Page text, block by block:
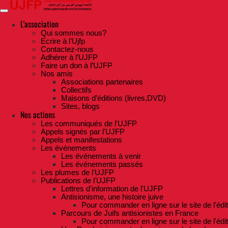
Skip
to
contentL'association
Qui sommes nous?
Ecrire à l’Ujfp
Contactez-nous
Adhérer à l’UJFP
Faire un don à l’UJFP
Nos amis
Associations partenaires
Collectifs
Maisons d’éditions (livres,DVD)
Sites, blogs
Nos actions
Les communiqués de l'UJFP
Appels signés par l'UJFP
Appels et manifestations
Les événements
Les événements à venir
Les événements passés
Les plumes de l'UJFP
Publications de l'UJFP
Lettres d'information de l'UJFP
Antisionisme, une histoire juive
Pour commander en ligne sur le site de
Parcours de Juifs antisionistes en France
Pour commander en ligne sur le site de